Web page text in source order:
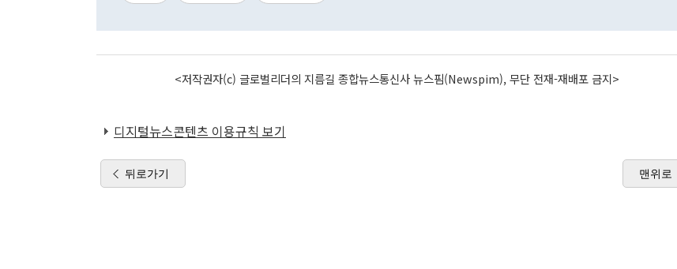
<저작권자(c) 글로벌리더의 지름길 종합뉴스통신사 뉴스핌(Newspim), 무단 전재-재배포 금지>
디지털뉴스콘텐츠 이용규칙 보기
뒤로가기 맨위로